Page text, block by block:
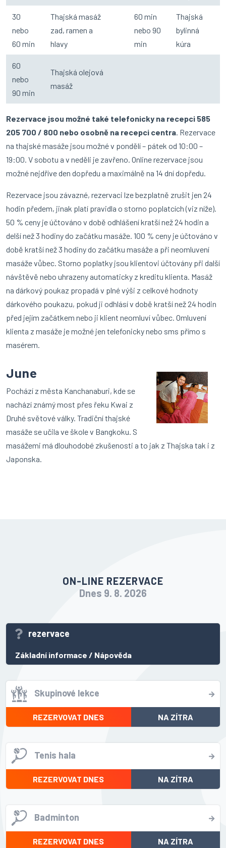
30
nebo
60 min
Thajská masáž
zad, ramen a
hlavy
60 min
nebo 90
min
Thajská
bylinná
kúra
60
nebo
90 min
Thajská olejová
masáž
Rezervace jsou možné také telefonicky na recepci 585
205 700 / 800 nebo osobně na recepci centra . Rezervace
na thajské masáže jsou možné v pondělí – pátek od 10:00 –
19:00. V sobotu a v neděli je zavřeno. Online rezervace jsou
možné nejdříve den dopředu a maximálně na 14 dní dopředu.
Rezervace jsou závazné, rezervaci lze bezplatně zrušit jen 24
hodin předem, jinak platí pravidla o storno poplatcích (viz níže).
50 % ceny je účtováno v době odhlášení kratší než 24 hodin a
delší než 3 hodiny do začátku masáže. 100 % ceny je účtováno v
době kratší než 3 hodiny do začátku masáže a při neomluvení
masáže vůbec. Storno poplatky jsou klientovi účtovány při další
návštěvě nebo uhrazeny automaticky z kreditu klienta. Masáž
na dárkový poukaz propadá v plné výši z celkové hodnoty
dárkového poukazu, pokud ji odhlásí v době kratší než 24 hodin
před jejím začátkem nebo ji klient neomluví vůbec. Omluvení
klienta z masáže je možné jen telefonicky nebo sms přímo s
masérem.
June
Pochází z města Kanchanaburi, kde se
nachází známý most přes řeku Kwai z
Druhé světové války. Tradiční thajské
masáže se učila ve škole v Bangkoku. S
masážemi má dlouhodobé zkušenosti a to jak z Thajska tak i z
Japonska.
ON-LINE REZERVACE
Dnes 9. 8. 2026
rezervace
Základní informace / Nápověda
Skupinové lekce
REZERVOVAT DNES NA ZÍTRA
Tenis hala
REZERVOVAT DNES NA ZÍTRA
Badminton
REZERVOVAT DNES NA ZÍTRA